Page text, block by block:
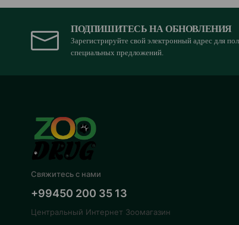
ПОДПИШИТЕСЬ НА ОБНОВЛЕНИЯ
Зарегистрируйте свой электронный адрес для
специальных предложений.
Свяжитесь с нами
+99450 200 35 13
Центральный Интернет Зоомагазин